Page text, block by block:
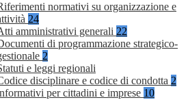
normativi su organizzazione e
24
amministrativi generali 22
di programmazione strategico-
2
e leggi regionali
disciplinare e codice di condotta 2
per cittadini e imprese 10